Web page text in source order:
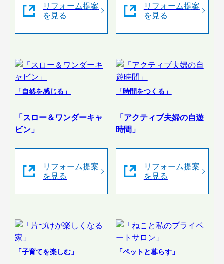
リフォーム提案
を見る
リフォーム提案
を見る
「自然を感じる」
「スロー＆ワンダーキャ
ビン」
リフォーム提案
を見る
「時間をつくる」
「アクティブ夫婦の自遊
時間」
リフォーム提案
を見る
「子育てを楽しむ」 「ペットと暮らす」